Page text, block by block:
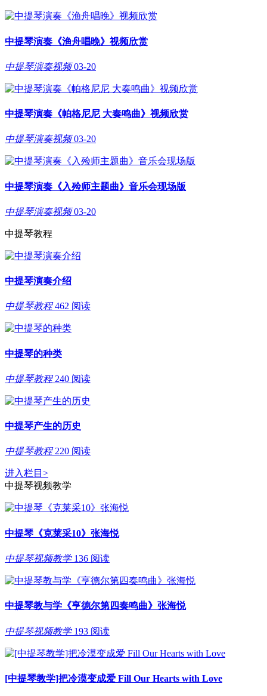
中提琴演奏《渔舟唱晚》视频欣赏
中提琴演奏视频 03-20
中提琴演奏《帕格尼尼 大奏鸣曲》视频欣赏
中提琴演奏视频 03-20
中提琴演奏《入殓师主题曲》音乐会现场版
中提琴演奏视频 03-20
中提琴教程
中提琴演奏介绍
中提琴教程 462 阅读
中提琴的种类
中提琴教程 240 阅读
中提琴产生的历史
中提琴教程 220 阅读
进入栏目 >
中提琴视频教学
中提琴《克莱采10》张海悦
中提琴视频教学 136 阅读
中提琴教与学《亨德尔第四奏鸣曲》张海悦
中提琴视频教学 193 阅读
[中提琴教学]把冷漠变成爱 Fill Our Hearts with Love